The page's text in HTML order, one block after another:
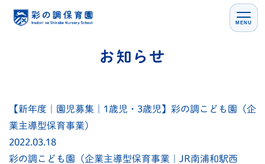
MENU
【新年度｜園児募集｜1歳児・3歳児】彩の調こども園（企
業主導型保育事業）
2022.03.18
彩の調こども園（企業主導型保育事業｜JR南浦和駅西